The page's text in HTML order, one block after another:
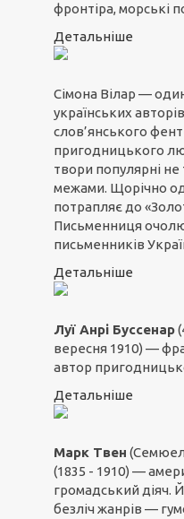
фронтіра, морські
Детальніше
Сімона Вілар —
українських
слов’янського
пригодницького
твори популярні не
межами. Щорічно
потрапляє до
Письменниця
письменників
Детальніше
Луї Анрі Буссенар
вересня 1910) —
автор
Детальніше
Марк Твен
(1835 - 1910) —
громадський діяч.
безліч жанрів —